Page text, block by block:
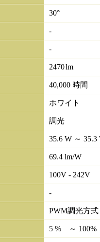
30°
-
-
2470lm
40,000 時間
ホワイト
調光
35.6 W ～ 35.3
69.4 lm/W
100V - 242V
-
PWM調光方式
5 % ～ 100%